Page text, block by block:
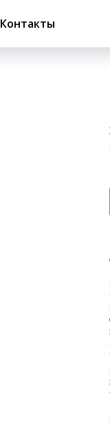
Контакты